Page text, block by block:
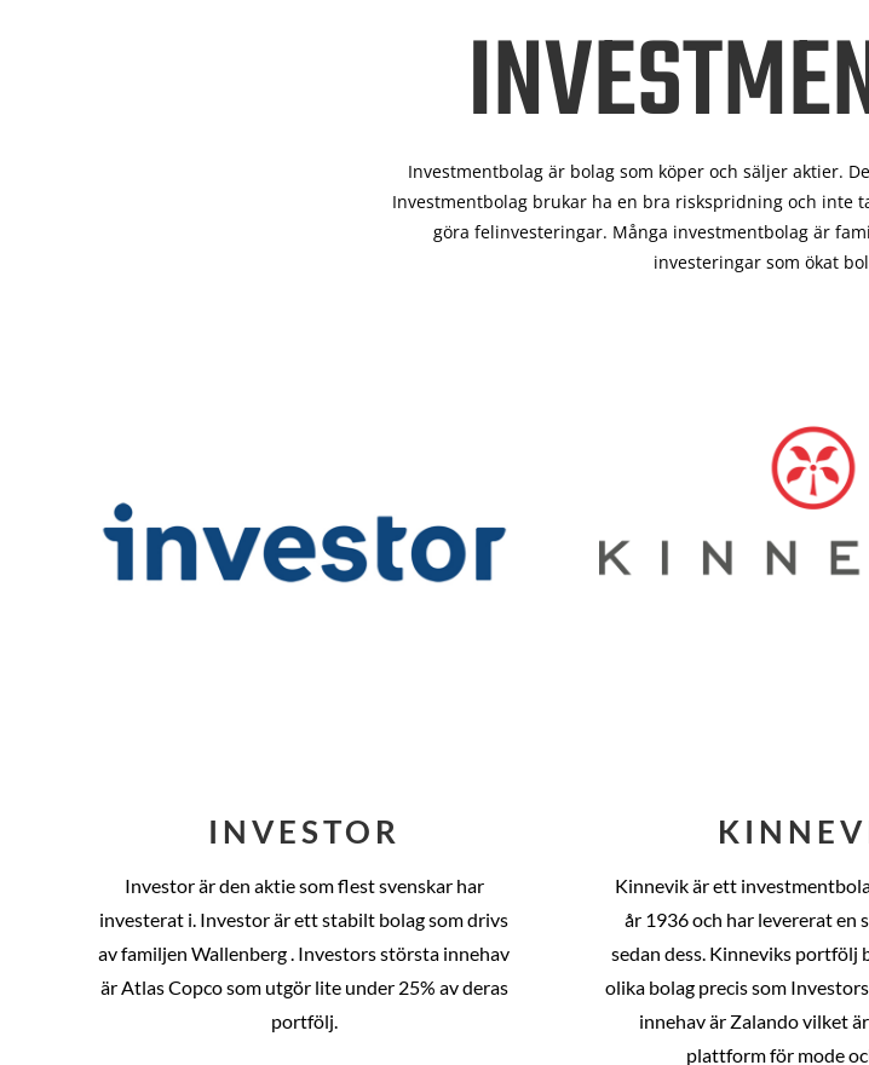
Investmentbolag är bolag som köper och säljer aktier.
Investmentbolag brukar ha en bra riskspridning och inte
göra felinvesteringar. Många investmentbolag är
investeringar som ökat
INVESTOR
Investor är den aktie som flest svenskar har
investerat i. Investor är ett stabilt bolag som drivs
av familjen Wallenberg . Investors största innehav
är Atlas Copco som utgör lite under 25% av deras
portfölj.
Kinnevik är ett
år 1936 och har levererat en
sedan dess. Kinneviks portfölj
olika bolag precis som
innehav är Zalando vilket
plattform för mode